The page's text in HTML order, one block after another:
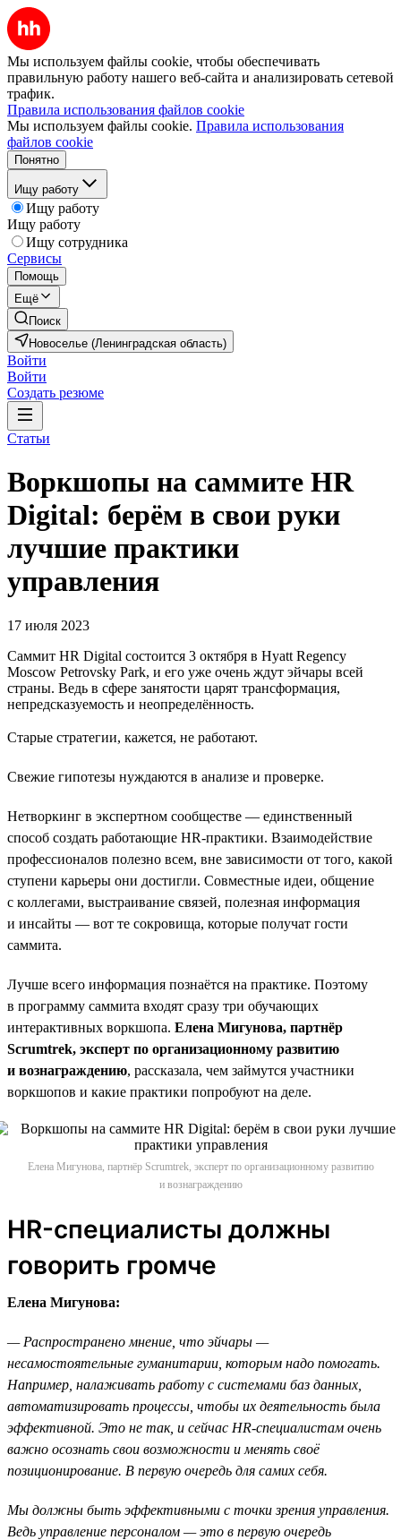
Мы используем файлы cookie, чтобы обеспечивать
правильную работу нашего веб-сайта и анализировать сетевой
трафик.
Правила использования файлов cookie
Мы используем файлы cookie. Правила использования
файлов cookie
Понятно
Ищу работу
Ищу работу
Ищу работу
Ищу сотрудника
Сервисы
Помощь
Ещё
Поиск
Новоселье (Ленинградская область)
Войти
Войти
Создать резюме
Статьи
Воркшопы на саммите HR
Digital: берём в свои руки
лучшие практики
управления
17 июля 2023
Саммит HR Digital состоится 3 октября в Hyatt Regency
Moscow Petrovsky Park, и его уже очень ждут эйчары всей
страны. Ведь в сфере занятости царят трансформация,
непредсказуемость и неопределённость.
Старые стратегии, кажется, не работают.
Свежие гипотезы нуждаются в анализе и проверке.
Нетворкинг в экспертном сообществе — единственный
способ создать работающие НR-практики. Взаимодействие
профессионалов полезно всем, вне зависимости от того, какой
ступени карьеры они достигли. Совместные идеи, общение
с коллегами, выстраивание связей, полезная информация
и инсайты — вот те сокровища, которые получат гости
саммита.
Лучше всего информация познаётся на практике. Поэтому
в программу саммита входят сразу три обучающих
интерактивных воркшопа. Елена Мигунова, партнёр
Scrumtrek, эксперт по организационному развитию
и вознаграждению, рассказала, чем займутся участники
воркшопов и какие практики попробуют на деле.
Елена Мигунова, партнёр Scrumtrek, эксперт по организационному развитию
и вознаграждению
HR-специалисты должны
говорить громче
Елена Мигунова:
— Распространено мнение, что эйчары —
несамостоятельные гуманитарии, которым надо помогать.
Например, налаживать работу с системами баз данных,
автоматизировать процессы, чтобы их деятельность была
эффективной. Это не так, и сейчас HR-специалистам очень
важно осознать свои возможности и менять своё
позиционирование. В первую очередь для самих себя.
Мы должны быть эффективными с точки зрения управления.
Ведь управление персоналом — это в первую очередь